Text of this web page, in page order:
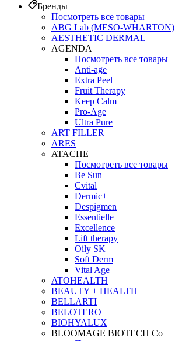
Бренды
Посмотреть все товары
ABG Lab (MESO-WHARTON)
AESTHETIC DERMAL
AGENDA
Посмотреть все товары
Anti-age
Extra Peel
Fruit Therapy
Keep Calm
Pro‑Age
Ultra Pure
ART FILLER
ARES
ATACHE
Посмотреть все товары
Be Sun
Cvital
Dermic+
Despigmen
Essentielle
Excellence
Lift therapy
Oily SK
Soft Derm
Vital Age
ATOHEALTH
BEAUTY + HEALTH
BELLARTI
BELOTERO
BIOHYALUX
BLOOMAGE BIOTECH Co